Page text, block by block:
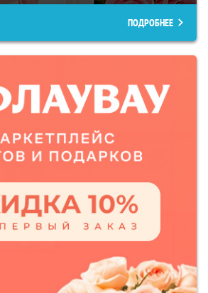
ПОДРОБНЕЕ